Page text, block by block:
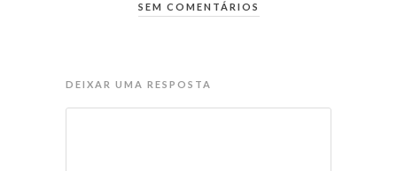
SEM COMENTÁRIOS
DEIXAR UMA RESPOSTA